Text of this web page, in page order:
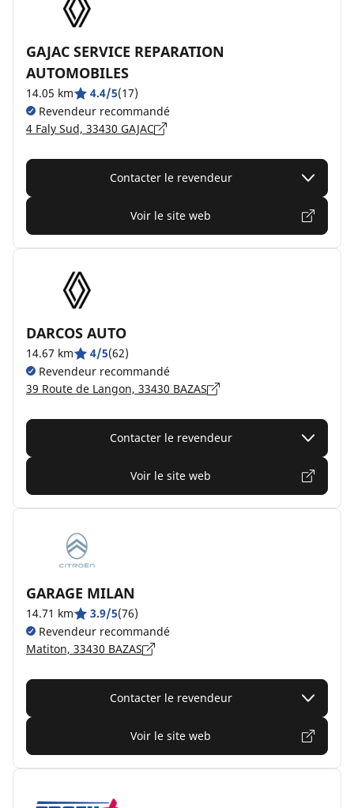
GAJAC SERVICE REPARATION
AUTOMOBILES
14.05 km 4.4/5(17)
Revendeur recommandé
4 Faly Sud, 33430 GAJAC
Contacter le revendeur
Voir le site web
DARCOS AUTO
14.67 km 4/5(62)
Revendeur recommandé
39 Route de Langon, 33430 BAZAS
Contacter le revendeur
Voir le site web
GARAGE MILAN
14.71 km 3.9/5(76)
Revendeur recommandé
Matiton, 33430 BAZAS
Contacter le revendeur
Voir le site web